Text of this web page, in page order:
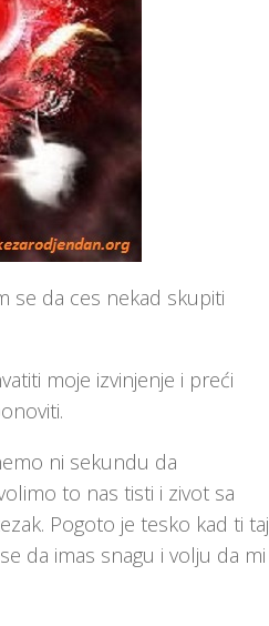
se da ces nekad skupiti
moje izvinjenje i preći
ni sekundu da
to nas tisti i zivot sa
Pogoto je tesko kad ti taj
da imas snagu i volju da mi